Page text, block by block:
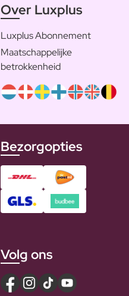
Over Luxplus
Luxplus Abonnement
Maatschappelijke
betrokkenheid
Bezorgopties
Volg ons